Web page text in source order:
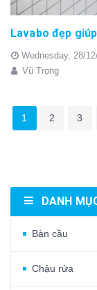
Lavabo đẹp
Wednesday, 28/
Vũ Trọng
1 2 3
DANH
Bàn cầu
Chậu rửa